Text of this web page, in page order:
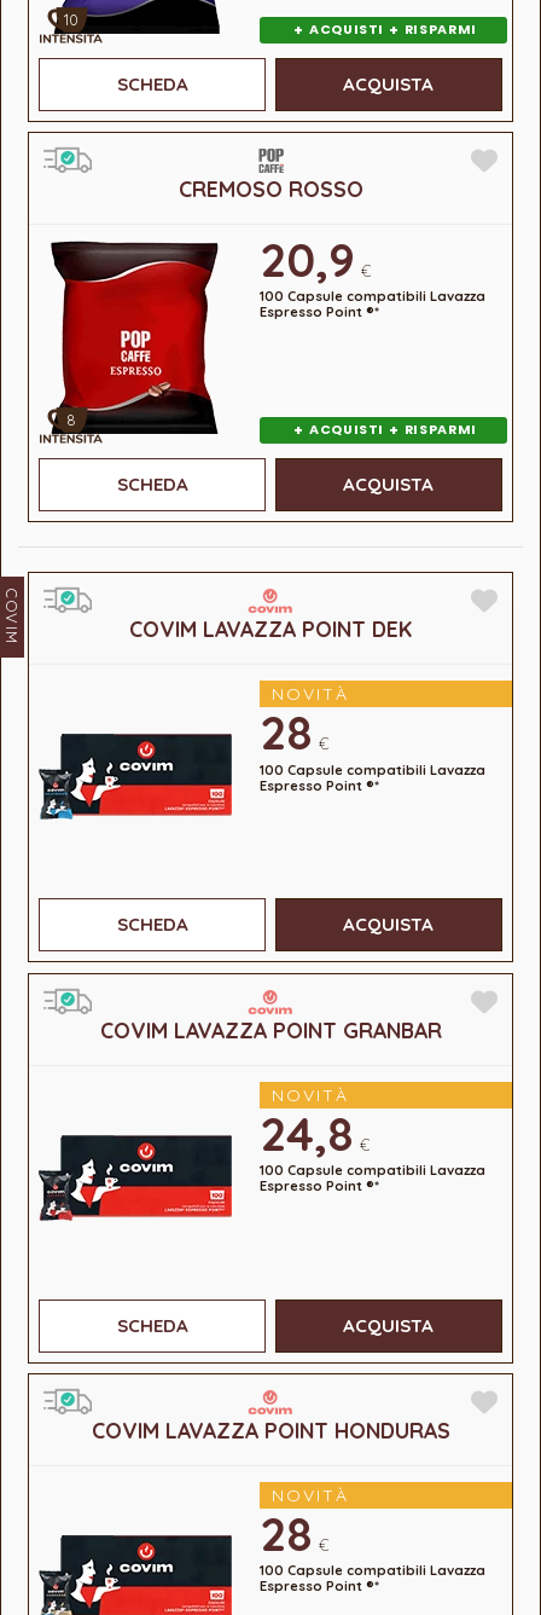
10 + ACQUISTI + RISPARMI
SCHEDA ACQUISTA
CREMOSO ROSSO
8
20,9 €
100 Capsule compatibili Lavazza
Espresso Point ®*
+ ACQUISTI + RISPARMI
SCHEDA ACQUISTA
COVIM COVIM LAVAZZA POINT DEK
NOVITÀ
28 €
100 Capsule compatibili Lavazza
Espresso Point ®*
SCHEDA ACQUISTA
COVIM LAVAZZA POINT GRANBAR
NOVITÀ
24,8 €
100 Capsule compatibili Lavazza
Espresso Point ®*
SCHEDA ACQUISTA
COVIM LAVAZZA POINT HONDURAS
NOVITÀ
28 €
100 Capsule compatibili Lavazza
Espresso Point ®*